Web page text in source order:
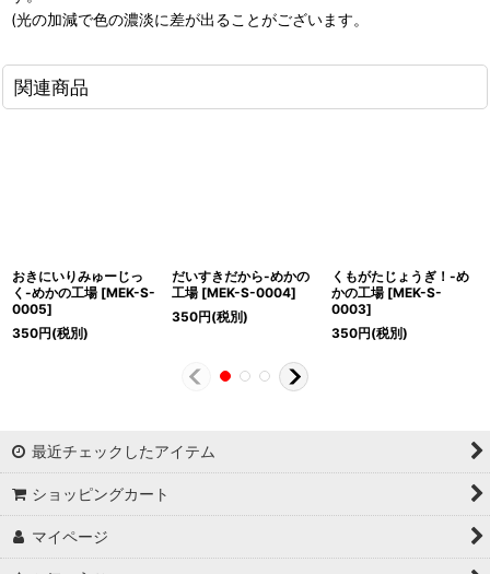
(光の加減で色の濃淡に差が出ることがございます。
関連商品
おきにいりみゅーじっ
く-めかの工場 [MEK-S-
0005]
350円(税別)
だいすきだから-めかの
工場 [MEK-S-0004]
350円(税別)
くもがたじょうぎ！-め
かの工場 [MEK-S-
0003]
350円(税別)
最近チェックしたアイテム
ショッピングカート
マイページ